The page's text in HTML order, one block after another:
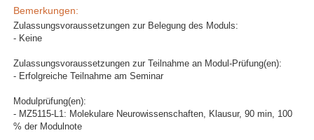
Bemerkungen:
Zulassungsvoraussetzungen zur Belegung des Moduls:
- Keine
Zulassungsvoraussetzungen zur Teilnahme an Modul-Prüfung(en):
- Erfolgreiche Teilnahme am Seminar
Modulprüfung(en):
- MZ5115-L1: Molekulare Neurowissenschaften, Klausur, 90 min, 100
% der Modulnote